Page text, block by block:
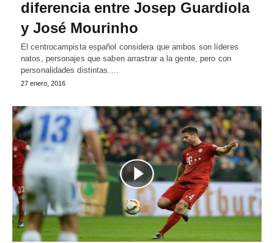
diferencia entre Josep Guardiola
y José Mourinho
El centrocampista español considera que ambos son líderes
natos, personajes que saben arrastrar a la gente, pero con
personalidades distintas.…
27 enero, 2016